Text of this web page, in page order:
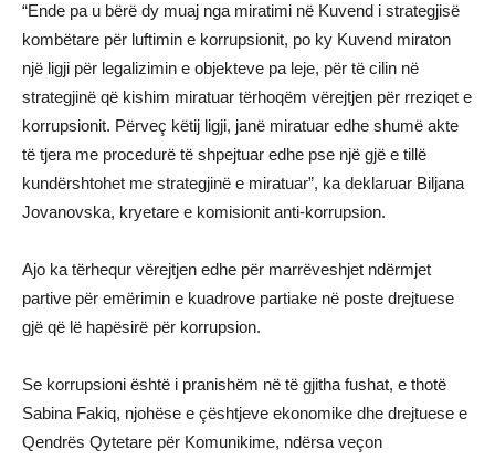
“Ende pa u bërë dy muaj nga miratimi në Kuvend i strategjisë
kombëtare për luftimin e korrupsionit, po ky Kuvend miraton
një ligji për legalizimin e objekteve pa leje, për të cilin në
strategjinë që kishim miratuar tërhoqëm vërejtjen për rreziqet e
korrupsionit. Përveç këtij ligji, janë miratuar edhe shumë akte
të tjera me procedurë të shpejtuar edhe pse një gjë e tillë
kundërshtohet me strategjinë e miratuar”, ka deklaruar Biljana
Jovanovska, kryetare e komisionit anti-korrupsion.
Ajo ka tërhequr vërejtjen edhe për marrëveshjet ndërmjet
partive për emërimin e kuadrove partiake në poste drejtuese
gjë që lë hapësirë për korrupsion.
Se korrupsioni është i pranishëm në të gjitha fushat, e thotë
Sabina Fakiq, njohëse e çështjeve ekonomike dhe drejtuese e
Qendrës Qytetare për Komunikime, ndërsa veçon